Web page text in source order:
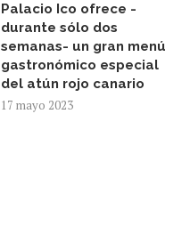
Palacio Ico ofrece -
durante sólo dos
semanas- un gran menú
gastronómico especial
del atún rojo canario
17 mayo 2023